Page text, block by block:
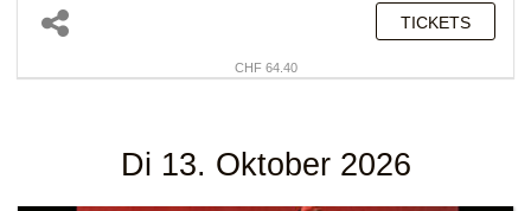
TICKETS
CHF 64.40
Di 13. Oktober 2026